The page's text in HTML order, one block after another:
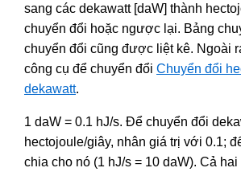
sang các dekawatt [daW] thành
chuyển đổi hoặc ngược lại. Bảng
chuyển đổi cũng được liệt kê. Ngoài
công cụ để chuyển đổi Chuyển đổi
dekawatt.
1 daW = 0.1 hJ/s. Để chuyển đổi
hectojoule/giây, nhân giá trị với 0.1;
chia cho nó (1 hJ/s = 10 daW). Cả